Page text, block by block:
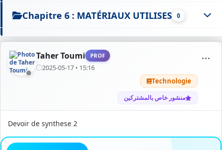
Chapitre 6 : MATÉRIAUX UTILISES 0
Chapitre 7 : LES ÉNERGIES MISES EN
ŒUVRE
Chapitre 8 : SYSTÈME EMBARQUÉ 0
Chapitre 9 : PROCÉDÉ DE RÉALISATION
0
Devoirs et autres exercices
Taher Toumi PROF
2025-05-17 • 15:16
Technologie
منشور خاص بالمشتركين
⋯
Devoir de synthese 2